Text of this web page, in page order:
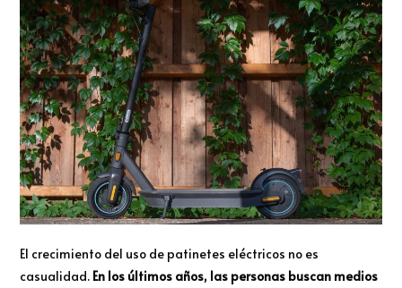
El crecimiento del uso de patinetes eléctricos no es
casualidad. En los últimos años, las personas buscan medios